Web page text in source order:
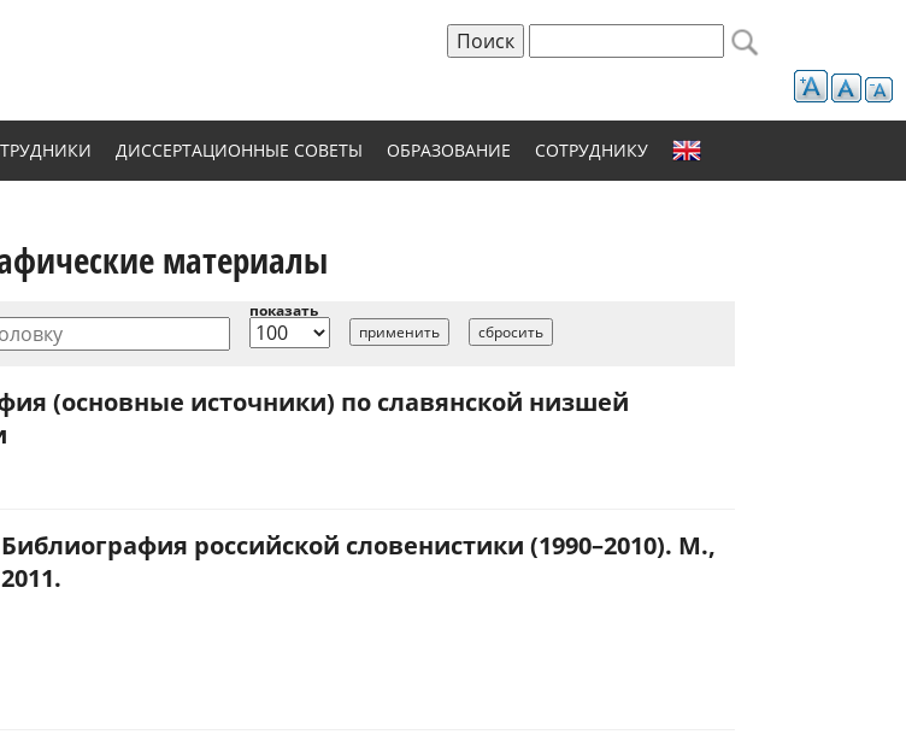
Форма поиска
ДИССЕРТАЦИОННЫЕ СОВЕТЫ ОБРАЗОВАНИЕ СОТРУДНИКУ
материалы
показать
(основные источники) по славянской низшей
Библиография российской словенистики (1990–2010). М.,
2011.